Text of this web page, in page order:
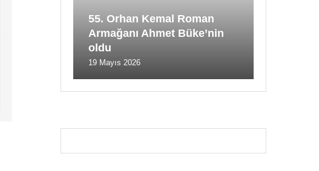
55. Orhan Kemal Roman
Armağanı Ahmet Büke’nin
oldu
19 Mayıs 2026